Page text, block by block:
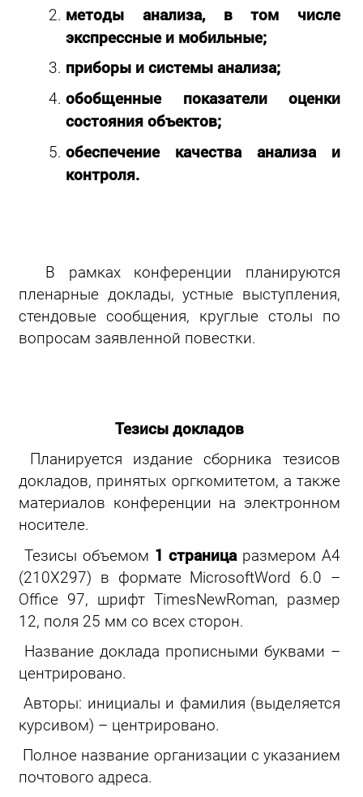
методы анализа, в том числе
экспрессные и мобильные;
приборы и системы анализа;
обобщенные показатели оценки
состояния объектов;
обеспечение качества анализа и
контроля.
В рамках конференции планируются
пленарные доклады, устные выступления,
стендовые сообщения, круглые столы по
вопросам заявленной повестки.
Тезисы докладов
Планируется издание сборника тезисов
докладов, принятых оргкомитетом, а также
материалов конференции на электронном
носителе.
Тезисы объемом 1 страницаразмером А4
(210X297) в формате MicrosoftWord 6.0 –
Office 97, шрифт TimesNewRoman, размер
12, поля 25 мм со всех сторон.
Название доклада прописными буквами –
центрировано.
Авторы: инициалы и фамилия (выделяется
курсивом) – центрировано.
Полное название организации с указанием
почтового адреса.